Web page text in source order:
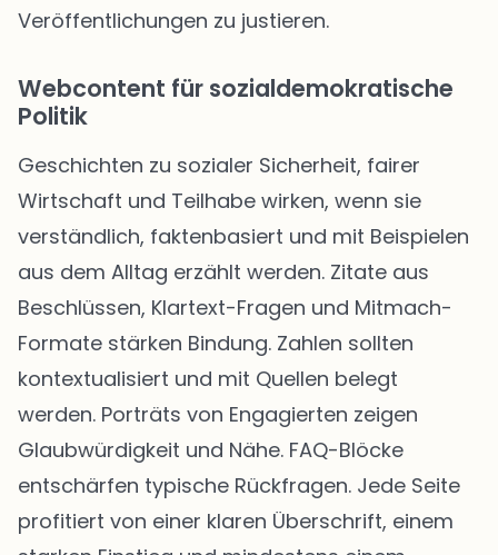
Veröffentlichungen zu justieren.
Webcontent für sozialdemokratische
Politik
Geschichten zu sozialer Sicherheit, fairer
Wirtschaft und Teilhabe wirken, wenn sie
verständlich, faktenbasiert und mit Beispielen
aus dem Alltag erzählt werden. Zitate aus
Beschlüssen, Klartext-Fragen und Mitmach-
Formate stärken Bindung. Zahlen sollten
kontextualisiert und mit Quellen belegt
werden. Porträts von Engagierten zeigen
Glaubwürdigkeit und Nähe. FAQ-Blöcke
entschärfen typische Rückfragen. Jede Seite
profitiert von einer klaren Überschrift, einem